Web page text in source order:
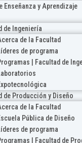
Enseñanza y Aprendizaje
de Ingeniería
de la Facultad
de programa
| Facultad de
de Producción y Diseño
de la Facultad
Pública de Diseño
de programa
| Facultad de